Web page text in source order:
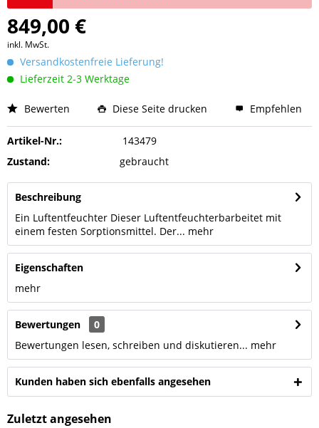
849,00 €
inkl. MwSt.
Versandkostenfreie Lieferung!
Lieferzeit 2-3 Werktage
Bewerten Diese Seite drucken Empfehlen
Artikel-Nr.:
143479
Zustand:
gebraucht
Beschreibung
Ein Luftentfeuchter Dieser Luftentfeuchterbarbeitet mit
einem festen Sorptionsmittel. Der... mehr
Eigenschaften
mehr
Bewertungen
0
Bewertungen lesen, schreiben und diskutieren... mehr
Kunden haben sich ebenfalls angesehen
Zuletzt angesehen